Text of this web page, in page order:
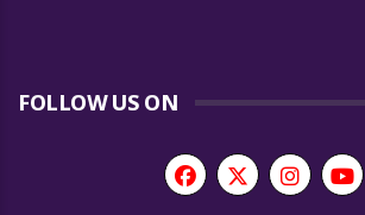
FOLLOW US ON